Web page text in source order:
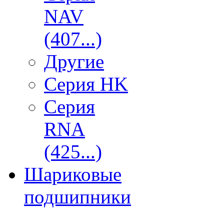
NAV
(407...)
Другие
Серия HK
Серия
RNA
(425...)
Шариковые
подшипники